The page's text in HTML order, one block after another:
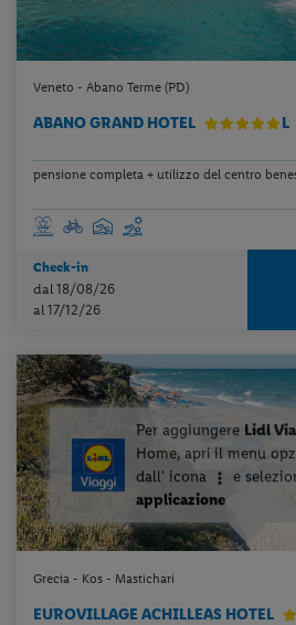
Veneto - Abano Terme (PD)
ABANO GRAND HOTEL L
pensione completa + utilizzo del centro
Check-in
dal 18/08/26
al 17/12/26
Grecia - Kos - Mastichari
EUROVILLAGE ACHILLEAS HOTEL